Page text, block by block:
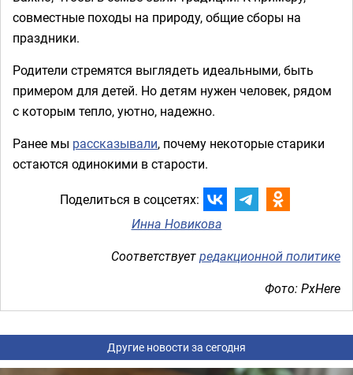
совместные походы на природу, общие сборы на
праздники.
Родители стремятся выглядеть идеальными, быть
примером для детей. Но детям нужен человек, рядом
с которым тепло, уютно, надежно.
Ранее мы рассказывали, почему некоторые старики
остаются одинокими в старости.
Поделиться в соцсетях:
Инна Новикова
Соответствуетредакционной политике
Фото: PxHere
Другие новости за сегодня